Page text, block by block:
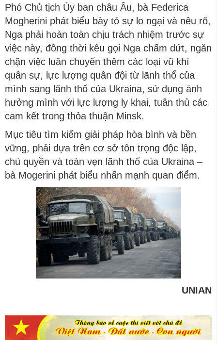
Phó Chủ tịch Ủy ban châu Âu, bà Federica
Mogherini phát biểu bày tỏ sự lo ngại và nêu rõ,
Nga phải hoàn toàn chịu trách nhiệm trước sự
việc này, đồng thời kêu gọi Nga chấm dứt, ngăn
chặn việc luân chuyển thêm các loại vũ khí
quân sự, lực lượng quân đội từ lãnh thổ của
mình sang lãnh thổ của Ukraina, sử dụng ảnh
hưởng mình với lực lượng ly khai, tuân thủ các
cam kết trong thỏa thuận Minsk.
Mục tiêu tìm kiếm giải pháp hòa bình và bền
vững, phải dựa trên cơ sở tôn trọng độc lập,
chủ quyền và toàn vẹn lãnh thổ của Ukraina –
bà Mogerini phát biểu nhấn mạnh quan điểm.
UNIAN